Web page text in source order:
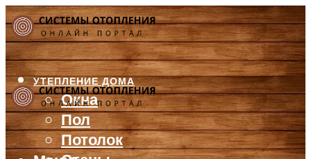
УТЕПЛЕНИЕ ДОМА
Окна
Пол
Потолок